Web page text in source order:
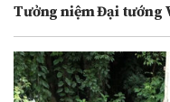
Tưởng niệm Đại tướng